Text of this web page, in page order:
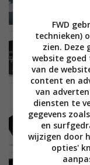
MOBILE
MOBILE
820-
FWD
technieken)
zien. Deze
website
van de
content en
van
diensten te
gegevens
en
wijzigen door
opties'